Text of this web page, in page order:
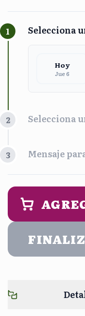
1 Selecciona
Hoy
Jue 6
2 Selecciona
5:00 pm -
3 Mensaje